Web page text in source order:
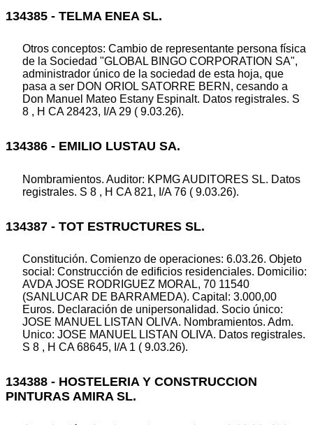
134385 - TELMA ENEA SL.
Otros conceptos: Cambio de representante persona física
de la Sociedad "GLOBAL BINGO CORPORATION SA",
administrador único de la sociedad de esta hoja, que
pasa a ser DON ORIOL SATORRE BERN, cesando a
Don Manuel Mateo Estany Espinalt. Datos registrales. S
8 , H CA 28423, I/A 29 ( 9.03.26).
134386 - EMILIO LUSTAU SA.
Nombramientos. Auditor: KPMG AUDITORES SL. Datos
registrales. S 8 , H CA 821, I/A 76 ( 9.03.26).
134387 - TOT ESTRUCTURES SL.
Constitución. Comienzo de operaciones: 6.03.26. Objeto
social: Construcción de edificios residenciales. Domicilio:
AVDA JOSE RODRIGUEZ MORAL, 70 11540
(SANLUCAR DE BARRAMEDA). Capital: 3.000,00
Euros. Declaración de unipersonalidad. Socio único:
JOSE MANUEL LISTAN OLIVA. Nombramientos. Adm.
Unico: JOSE MANUEL LISTAN OLIVA. Datos registrales.
S 8 , H CA 68645, I/A 1 ( 9.03.26).
134388 - HOSTELERIA Y CONSTRUCCION
PINTURAS AMIRA SL.